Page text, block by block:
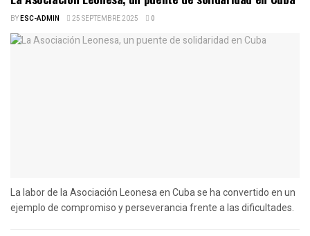
BYESC-ADMIN 25 SEPTEMBRE 2025 0
La labor de la Asociación Leonesa en Cuba se ha convertido en un
ejemplo de compromiso y perseverancia frente a las dificultades.